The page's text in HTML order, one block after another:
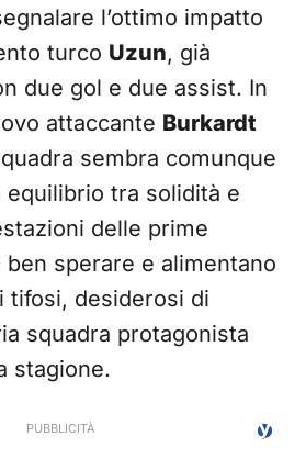
l’ottimo impatto
turco Uzun, già
due gol e due assist. In
attaccante Burkardt
sembra comunque
tra solidità e
delle prime
sperare e alimentano
tifosi, desiderosi di
squadra protagonista
stagione.